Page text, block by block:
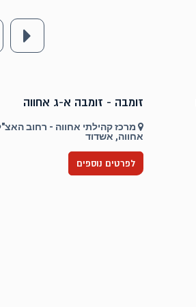
זומבה - זומבה א-ג אחווה
אחווה, אשדוד
לפרטים נוספים